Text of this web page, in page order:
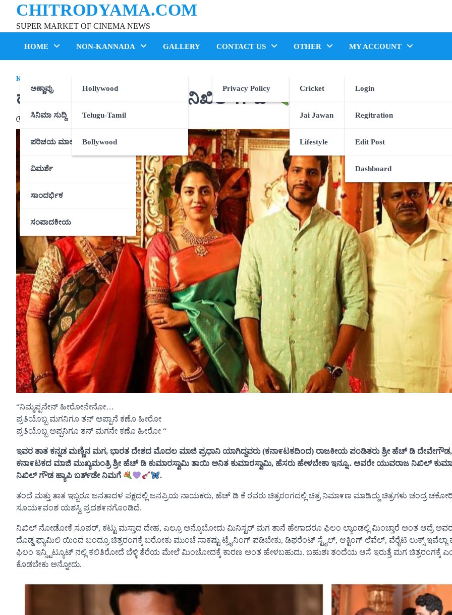
content
CHITRODYAMA.COM
SUPER MARKET OF CINEMA NEWS
HOME
ಅಣ್ಣಾವ್ರು
ಸಿನಿಮಾ ಸುದ್ದಿ
ಪರಿಚಯ ಮಾಲಿಕೆ
ವಿಮರ್ಶೆ
ಸಾಂದರ್ಭಿಕ
ಸಂಪಾದಕೀಯ
NON-KANNADA
Hollywood
Telugu-Tamil
Bollywood
GALLERY CONTACT US
Privacy Policy
OTHER
Cricket
Jai Jawan
Lifestyle
MY ACCOUNT
Login
Regitration
Edit Post
Dashboard
KANNADA
ಹ್ಯಾಪಿ ಬರ್ತ್‌ಡೇ ಯುವರಾಜ ನಿಖಿಲ್ ಗೌಡ
22/01/2021
“ನಿಮ್ಮಪ್ಪನೇನ್ ಹೀರೋನೇನೋ…
ಪ್ರತಿಯೊಬ್ಬ ಮಗನಿಗೂ ತನ್ ಅಪ್ಪಾನೆ ಕಣೊ ಹೀರೋ
ಪ್ರತಿಯೊಬ್ಬ ಅಪ್ಪನಿಗೂ ತನ್ ಮಗನೇ ಕಣೊ ಹೀರೋ “
ಇವರ ತಾತ ಕನ್ನಡ ಮಣ್ಣಿನ ಮಗ, ಭಾರತ ದೇಶದ ಮೊದಲ ಮಾಜಿ ಪ್ರಧಾನಿ ಯಾಗಿದ್ದವರು (ಕನಾ೯ಟಕದಿಂದ) ರಾಜಕೀಯ ಪಂಡಿತರು ಶ್ರೀ ಹೆಚ್ ಡಿ ದೇವೇಗೌಡ,
ಕನಾ೯ಟಕದ ಮಾಜಿ ಮುಖ್ಯಮಂತ್ರಿ ಶ್ರೀ ಹೆಚ್ ಡಿ ಕುಮಾರಸ್ವಾಮಿ ತಾಯಿ ಅನಿತ ಕುಮಾರಸ್ವಾಮಿ, ಹೆಸರು ಹೇಳಬೇಕಾ ಇನ್ನೂ.. ಅವರೇ ಯುವರಾಜ ನಿಖಿಲ್
ನಿಖಿಲ್ ಗೌಡ ಹ್ಯಾಪಿ ಬರ್ತ್‌ಡೇ ನಿಮಗೆ
.
ತಂದೆ ಮತ್ತು ತಾತ ಇಬ್ಬರೂ ಜನತಾದಳ ಪಕ್ಷದಲ್ಲಿ ಜನಪ್ರಿಯ ನಾಯಕರು, ಹೆಚ್ ಡಿ ಕೆ ರವರು ಚಿತ್ರರಂಗದಲ್ಲಿ ಚಿತ್ರ ನಿಮಾ೯ಣ ಮಾಡಿದ್ದು ಚಿತ್ರಗಳು ಚಂದ್ರ
ಸೂಯ೯ವಂಶ ಯಶಸ್ವಿ ಪ್ರದಶ೯ನಗೊಂಡಿದೆ.
ನಿಖಿಲ್ ನೋಡೋಕೆ ಸೂಪರ್, ಕಟ್ಟು ಮಸ್ತಾದ ದೇಹ, ಎಲ್ರೂ ಅನ್ಕೊಬೋದು ಮಿನಿಸ್ಟರ್ ಮಗ ತಾನೆ ಹೇಗಾದರೂ ಫಿಲಂ ಲ್ಯಾಂಡಲ್ಲಿ ಮಿಂಚ್ತಾರೆ ಅಂತ ಆದ್ರೆ
ದೊಡ್ಡ ಫ್ಯಾಮಿಲಿ ಯಿಂದ ಬಂದ್ರೂ ಚಿತ್ರರಂಗಕ್ಕೆ ಬರೋಕು ಮುಂಚೆ ಸಾಕಷ್ಟು ಟ್ರೈನಿಂಗ್ ಪಡಿಬೇಕು, ಡಿಫರೆಂಟ್ ಸ್ಟೈಲ್, ಆಕ್ಟಿಂಗ್ ಲೆವೆಲ್, ವೆರೈಟಿ ಲುಕ್ಸ್ ಇವೆಲ್ಲಾ
ಫಿಲಂ ಇನ್ಸ್ಟಿಟ್ಯೂಟ್ ನಲ್ಲಿ ಕಲಿತಿರೋದೆ ಬೆಳ್ಳಿ ತೆರೆಯ ಮೇಲೆ ಮಿಂಚೋದಕ್ಕೆ ಕಾರಣ ಅಂತ ಹೇಳಬಹುದು. ಬಹುಶಃ ತಂದೆಯ ಆಸೆ ಇರುತ್ತೆ ಮಗ ಚಿತ್ರರಂಗಕ್ಕೆ
ಕೊಡಬೇಕು ಅನ್ನೋದು.